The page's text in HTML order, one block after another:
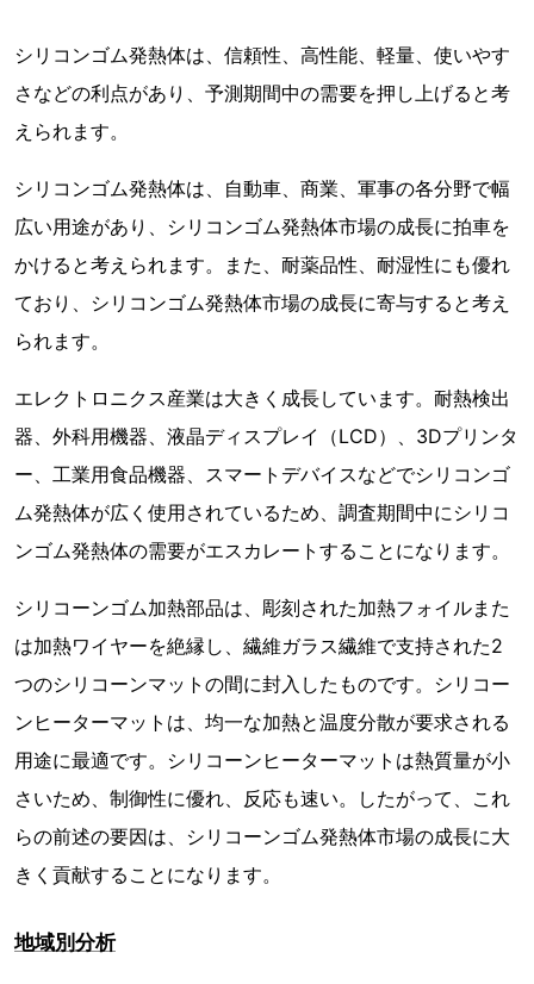
シリコンゴム発熱体は、信頼性、高性能、軽量、使いやす
さなどの利点があり、予測期間中の需要を押し上げると考
えられます。
シリコンゴム発熱体は、自動車、商業、軍事の各分野で幅
広い用途があり、シリコンゴム発熱体市場の成長に拍車を
かけると考えられます。また、耐薬品性、耐湿性にも優れ
ており、シリコンゴム発熱体市場の成長に寄与すると考え
られます。
エレクトロニクス産業は大きく成長しています。耐熱検出
器、外科用機器、液晶ディスプレイ（LCD）、3Dプリンタ
ー、工業用食品機器、スマートデバイスなどでシリコンゴ
ム発熱体が広く使用されているため、調査期間中にシリコ
ンゴム発熱体の需要がエスカレートすることになります。
シリコーンゴム加熱部品は、彫刻された加熱フォイルまた
は加熱ワイヤーを絶縁し、繊維ガラス繊維で支持された2
つのシリコーンマットの間に封入したものです。シリコー
ンヒーターマットは、均一な加熱と温度分散が要求される
用途に最適です。シリコーンヒーターマットは熱質量が小
さいため、制御性に優れ、反応も速い。したがって、これ
らの前述の要因は、シリコーンゴム発熱体市場の成長に大
きく貢献することになります。
地域別分析